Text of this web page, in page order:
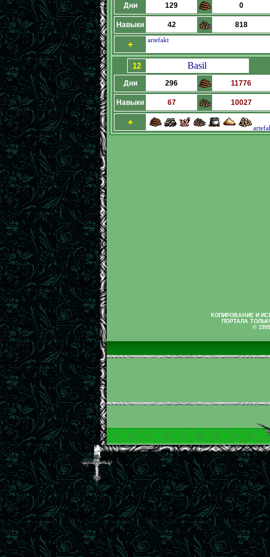
Дни 129 0
Навыки 42 818
+ artefakt
12 Basil
Дни 296 11776
Навыки 67 10027
+
КОПИРОВАНИЕ И
ПОРТАЛА
©